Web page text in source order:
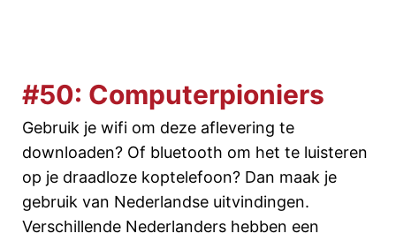
#50: Computerpioniers
Gebruik je wifi om deze aflevering te
downloaden? Of bluetooth om het te luisteren
op je draadloze koptelefoon? Dan maak je
gebruik van Nederlandse uitvindingen.
Verschillende Nederlanders hebben een